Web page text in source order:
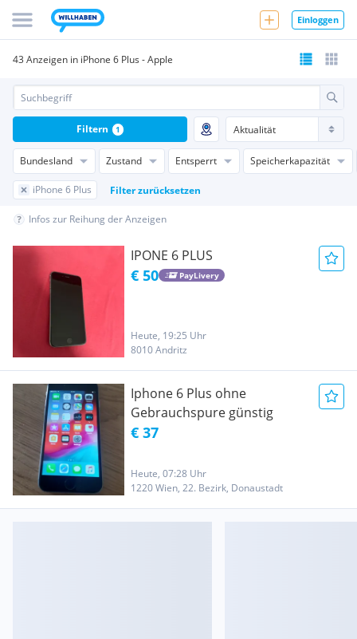
Einloggen
43 Anzeigen in iPhone 6 Plus - Apple
Bundesland Zustand Entsperrt Speicherkapazität
iPhone 6 Plus Filter zurücksetzen
Filtern 1
Infos zur Reihung der Anzeigen
IPONE 6 PLUS
€ 50 PayLivery
Heute, 19:25 Uhr
8010 Andritz
Iphone 6 Plus ohne
Gebrauchspure günstig
€ 37
Heute, 07:28 Uhr
1220 Wien, 22. Bezirk, Donaustadt